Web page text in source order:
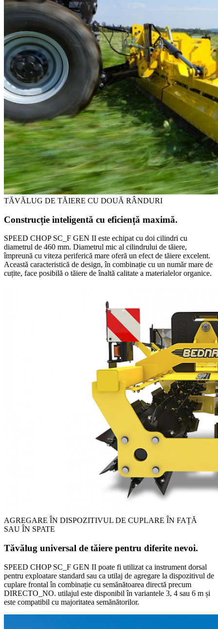
TĂVĂLUG DE TĂIERE CU DOUĂ RÂNDURI
Construcție inteligentă cu eficiență maximă.
SPEED CHOP SC_F GEN II este echipat cu doi cilindri cu
diametrul de 460 mm. Diametrul mic al cilindrului de tăiere,
împreună cu viteza periferică mare oferă un efect de tăiere excelent.
Această caracteristică de design, în combinație cu un număr mare de
cuțite, face posibilă o tăiere de înaltă calitate a materialelor organice.
AGREGARE ÎN DISPOZITIVUL DE CUPLARE ÎN FAȚĂ
SAU ÎN SPATE
Tăvălug universal de tăiere pentru diferite nevoi.
SPEED CHOP SC_F GEN II poate fi utilizat ca instrument dorsal
pentru exploatare standard sau ca utilaj de agregare la dispozitivul de
cuplare frontal în combinație cu semănătoarea directă precum
DIRECTO_NO. utilajul este disponibil în variantele 3, 4 sau 6 m și
este compatibil cu majoritatea semănătorilor.